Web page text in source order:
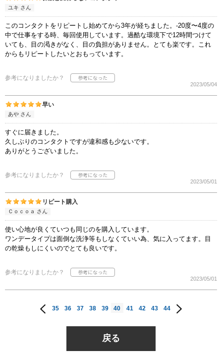
ユキ さん
このコンタクトをリピートし始めてから3年が経ちました。-20度〜4度の
中で仕事をする時、毎回使用しています。過酷な環境下で12時間つけて
いても、目の渇きがなく、目の負担がありません。とても楽です。これ
からもリピートしたいとおもっています。
参考になりましたか？
2023/05/04
早い
あや さん
すぐに届きました。
久しぶりのコンタクトですが違和感も少ないです。
ありがとうございました。
参考になりましたか？
2023/05/01
リピート購入
Ｃｏｃｏａ さん
使い心地が良くていつも同じのを購入しています。
ワンデータイプは面倒な洗浄等もしなくていい為、気に入ってます。目
の乾燥もしにくいのでとても良いです。
参考になりましたか？
2023/05/01
35 36 37 38 39 40 41 42 43 44
戻る